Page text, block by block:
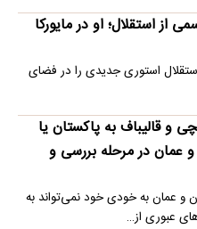
از استقلال؛ او در مایورکا
استوری جدیدی را در فضای
و قالیباف به پاکستان یا
عمان در مرحله بررسی و
و عمان به خودی خود نمی‌تواند به
عبوری از…